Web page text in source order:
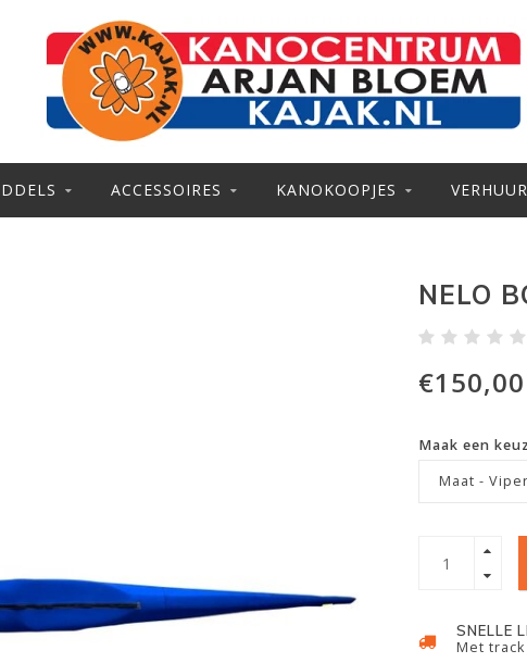
ACCESSOIRES KANOKOOPJES VERHUUR
NELO
€150,00
Maak een
Maat -
SNELLE
Met